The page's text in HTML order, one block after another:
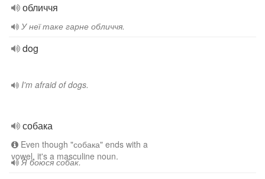
обличчя
У неї таке гарне обличчя.
dog
I'm afraid of dogs.
собака
Even though "собака" ends with a
vowel, it's a masculine noun.
Я боюся собак.